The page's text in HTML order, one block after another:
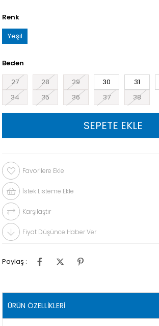
Renk
Yeşil
Beden
27
28 29 30 31
34
35 36 37 38
Favorilere Ekle
İstek Listeme Ekle
Karşılaştır
Fiyat Düşünce Haber Ver
Paylaş :
ÜRÜN ÖZELLIKLERI